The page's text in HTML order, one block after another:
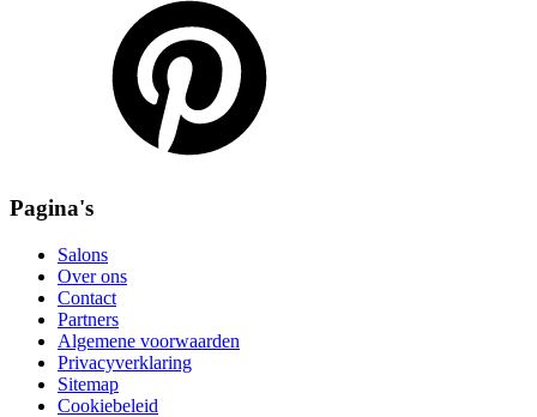
Pagina's
Salons
Over ons
Contact
Partners
Algemene voorwaarden
Privacyverklaring
Sitemap
Cookiebeleid